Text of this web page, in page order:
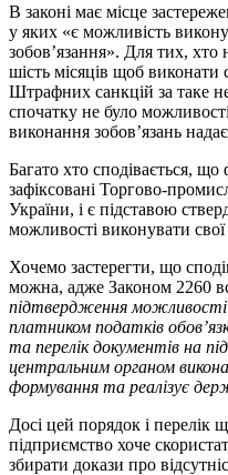
В законі має місце
у яких «є можливість
зобов’язання». Для тих, хто
шість місяців щоб виконати
Штрафних санкцій за таке
спочатку не було
виконання зобов’язань
Багато хто сподівається,
зафіксовані Торгово-
України, і є підставою
можливості виконувати свої
Хочемо застерегти, що
можна, адже Законом 2260
підтвердження
платником податків
та перелік документів на
центральним органом
формування та реалізує
Досі цей порядок і перелік
підприємство хоче
збирати докази про